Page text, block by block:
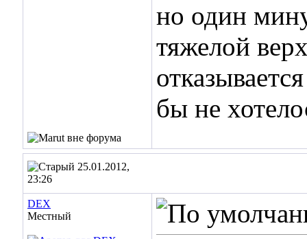
но один
тяжелой
бы не
25.01.2012,
23:26
DEX
Местный